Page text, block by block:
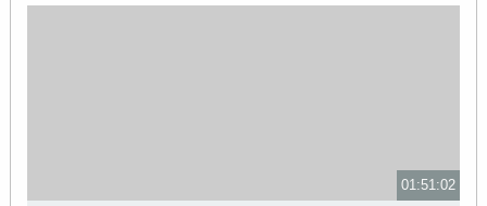
01:51:02